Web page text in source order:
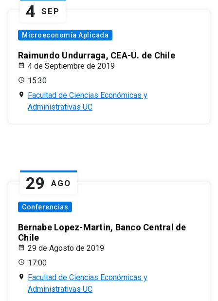
4 SEP
Microeconomía Aplicada
Raimundo Undurraga, CEA-U. de Chile
4 de Septiembre de 2019
15:30
Facultad de Ciencias Económicas y
Administrativas UC
29 AGO
Conferencias
Bernabe Lopez-Martin, Banco Central de
Chile
29 de Agosto de 2019
17:00
Facultad de Ciencias Económicas y
Administrativas UC